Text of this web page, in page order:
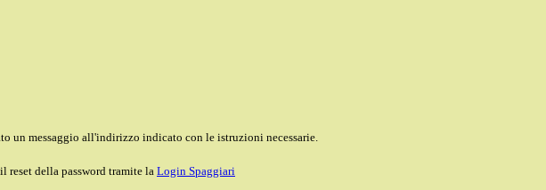
un messaggio all'indirizzo indicato con le istruzioni necessarie.
reset della password tramite la Login Spaggiari